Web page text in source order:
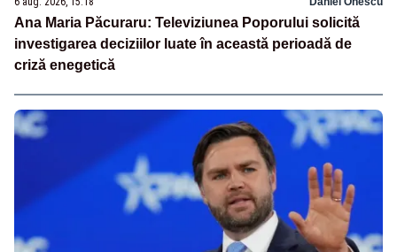
Ana Maria Păcuraru: Televiziunea Poporului solicită
investigarea deciziilor luate în această perioadă de
criză enegetică